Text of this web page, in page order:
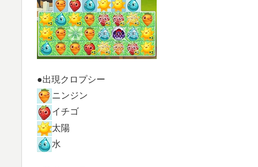
●出現クロプシー
ニンジン
イチゴ
太陽
水